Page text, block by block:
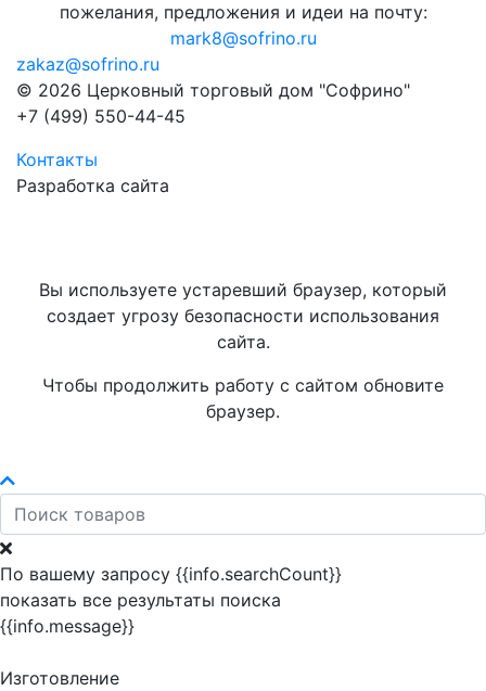
пожелания, предложения и идеи на почту:
mark8@sofrino.ru
zakaz@sofrino.ru
© 2026 Церковный торговый дом "Софрино"
+7 (499) 550-44-45
Контакты
Разработка сайта
Вы используете устаревший браузер, который
создает угрозу безопасности использования
сайта.
Чтобы продолжить работу с сайтом обновите
браузер.
По вашему запросу {{info.searchCount}}
показать все результаты поиска
{{info.message}}
Изготовление